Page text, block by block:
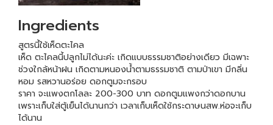
Ingredients
สูตรนี้ใช้เห็ดตะไคล
เห็ด ตะไคลนี้ปลูกไม่ได้นะค่ะ เกิดแบบธรรมชาติอย่างเดียว มีเฉพาะ
ช่วงใกล้หน้าฝน เกิดตามหนองน้ำตามธรรมชาติ ตามป่าเขา มีกลิ่น
หอม รสหวานอร่อย ดอกตูมจะกรอบ
ราคา จะแพงตกโลละ 200-300 บาท ดอกตูมแพงกว่าดอกบาน
เพราะเก็บใส่ตู้เย็นได้นานกว่า เวลาเก็บเห็ดใช้กระดาษนสพ.ห่อจะเก็บ
ได้นาน